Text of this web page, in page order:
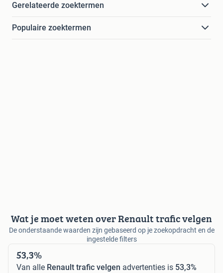
Gerelateerde zoektermen
Populaire zoektermen
Wat je moet weten over Renault trafic velgen
De onderstaande waarden zijn gebaseerd op je zoekopdracht en de
ingestelde filters
53,3%
Van alle Renault trafic velgen advertenties is 53,3%